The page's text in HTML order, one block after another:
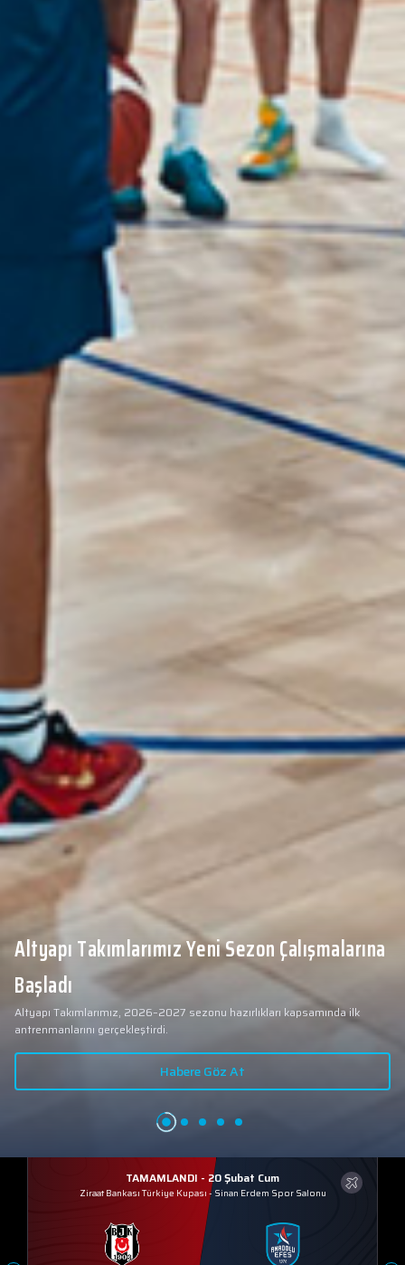
Altyapı Takımlarımız Yeni Sezon Çalışmalarına
Başladı
Altyapı Takımlarımız, 2026–2027 sezonu hazırlıkları kapsamında ilk
antrenmanlarını gerçekleştirdi.
Habere Göz At
TAMAMLANDI - 20 Şubat Cum
Ziraat Bankası Türkiye Kupası - Sinan Erdem Spor Salonu